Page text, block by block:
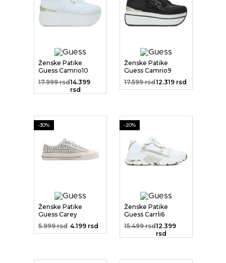
Ženske Patike
Guess Camrio10
17.999 rsd14.399
rsd
Ženske Patike
Guess Camrio9
17.599 rsd12.319 rsd
Ženske Patike
Guess Carey
5.999 rsd 4.199 rsd
-30%
Ženske Patike
Guess Carrli6
15.499 rsd12.399
rsd
-20%